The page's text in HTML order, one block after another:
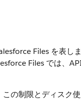
Files を表し
Files では、
の制限とディスク